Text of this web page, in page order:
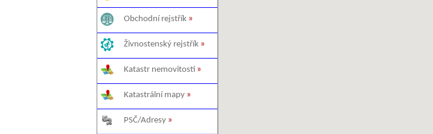
Obchodní rejstřík »
Živnostenský rejstřík »
Katastr nemovitostí »
Katastrální mapy »
PSČ/Adresy »